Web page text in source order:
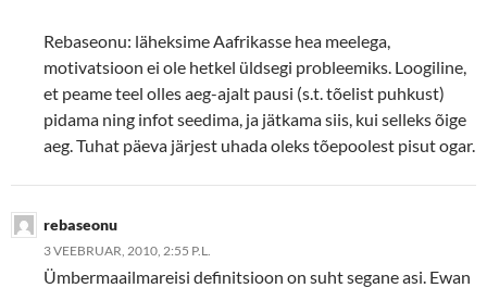
Rebaseonu: läheksime Aafrikasse hea meelega,
motivatsioon ei ole hetkel üldsegi probleemiks. Loogiline,
et peame teel olles aeg-ajalt pausi (s.t. tõelist puhkust)
pidama ning infot seedima, ja jätkama siis, kui selleks õige
aeg. Tuhat päeva järjest uhada oleks tõepoolest pisut ogar.
rebaseonu
3 VEEBRUAR, 2010, 2:55 P.L.
Ümbermaailmareisi definitsioon on suht segane asi. Ewan